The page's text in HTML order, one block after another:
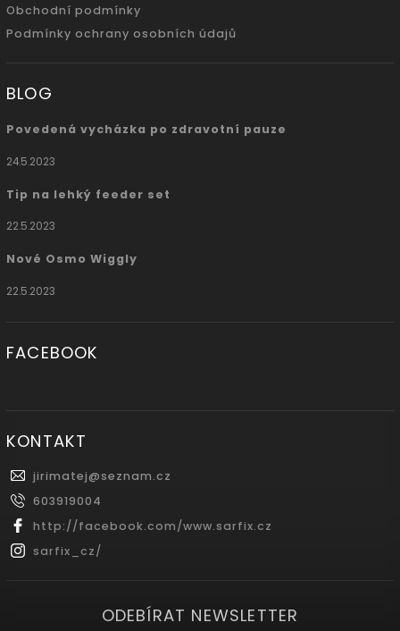
Obchodní podmínky
Podmínky ochrany osobních údajů
BLOG
Povedená vycházka po zdravotní pauze
24.5.2023
Tip na lehký feeder set
22.5.2023
Nové Osmo Wiggly
22.5.2023
FACEBOOK
KONTAKT
jirimatej@seznam.cz
603919004
http://facebook.com/www.sarfix.cz
sarfix_cz/
ODEBÍRAT NEWSLETTER